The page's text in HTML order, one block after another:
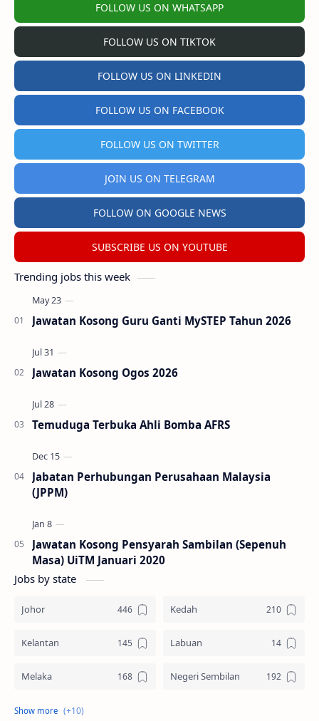
FOLLOW US ON WHATSAPP
FOLLOW US ON TIKTOK
FOLLOW US ON LINKEDIN
FOLLOW US ON FACEBOOK
FOLLOW US ON TWITTER
JOIN US ON TELEGRAM
FOLLOW ON GOOGLE NEWS
SUBSCRIBE US ON YOUTUBE
Trending jobs this week
Jawatan Kosong Guru Ganti MySTEP Tahun 2026
Jawatan Kosong Ogos 2026
Temuduga Terbuka Ahli Bomba AFRS
Jabatan Perhubungan Perusahaan Malaysia
(JPPM)
Jawatan Kosong Pensyarah Sambilan (Sepenuh
Masa) UiTM Januari 2020
Jobs by state
Johor Kedah
Kelantan Labuan
Melaka Negeri Sembilan
Pahang